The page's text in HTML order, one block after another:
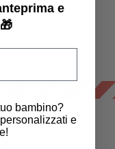
e
bambino?
e